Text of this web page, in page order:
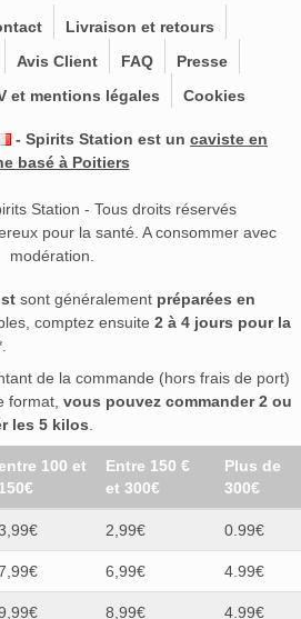
Livraison et retours
Avis Client FAQ
Presse
et mentions légales Cookies
- Spirits Station est un caviste en
basé à Poitiers
Station - Tous droits réservés
pour la santé. A consommer avec
modération.
sont généralement préparées en
comptez ensuite 2 à 4 jours pour la
de la commande (hors frais de port)
format, vous pouvez commander 2 ou
les 5 kilos
100 et
150€
Entre 150 €
et 300€
Plus de
300€
2,99€ 0.99€
6,99€ 4.99€
8,99€ 4.99€